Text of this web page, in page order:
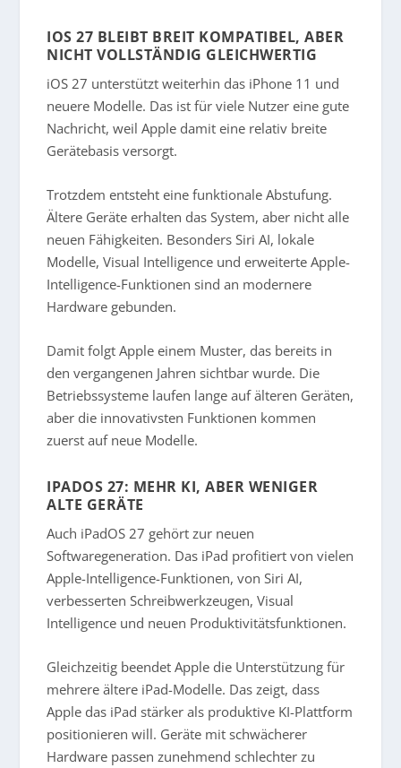
IOS 27 BLEIBT BREIT KOMPATIBEL, ABER
NICHT VOLLSTÄNDIG GLEICHWERTIG
iOS 27 unterstützt weiterhin das iPhone 11 und
neuere Modelle. Das ist für viele Nutzer eine gute
Nachricht, weil Apple damit eine relativ breite
Gerätebasis versorgt.
Trotzdem entsteht eine funktionale Abstufung.
Ältere Geräte erhalten das System, aber nicht alle
neuen Fähigkeiten. Besonders Siri AI, lokale
Modelle, Visual Intelligence und erweiterte Apple-
Intelligence-Funktionen sind an modernere
Hardware gebunden.
Damit folgt Apple einem Muster, das bereits in
den vergangenen Jahren sichtbar wurde. Die
Betriebssysteme laufen lange auf älteren Geräten,
aber die innovativsten Funktionen kommen
zuerst auf neue Modelle.
IPADOS 27: MEHR KI, ABER WENIGER
ALTE GERÄTE
Auch iPadOS 27 gehört zur neuen
Softwaregeneration. Das iPad profitiert von vielen
Apple-Intelligence-Funktionen, von Siri AI,
verbesserten Schreibwerkzeugen, Visual
Intelligence und neuen Produktivitätsfunktionen.
Gleichzeitig beendet Apple die Unterstützung für
mehrere ältere iPad-Modelle. Das zeigt, dass
Apple das iPad stärker als produktive KI-Plattform
positionieren will. Geräte mit schwächerer
Hardware passen zunehmend schlechter zu